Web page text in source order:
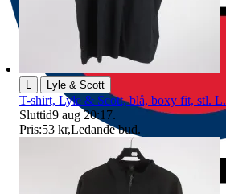
| Lyle & Scott
T-shirt, Lyle & Scott, blå, boxy fit, stl. L.
Sluttid9 aug 20:17.
Pris:53 kr,Ledande bud.